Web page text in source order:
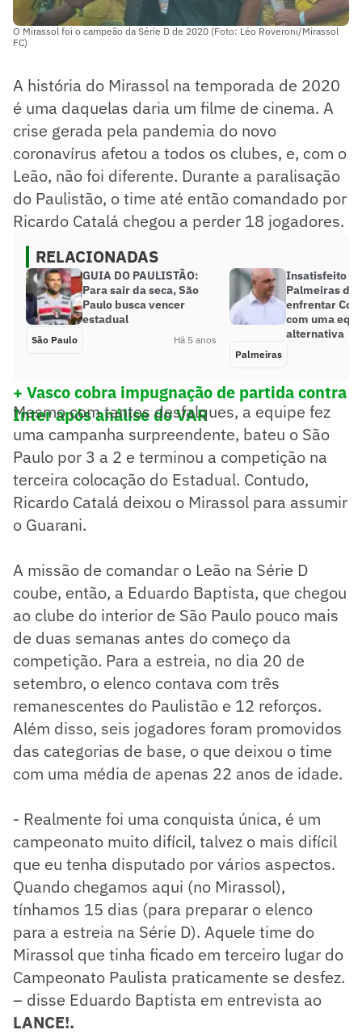
O Mirassol foi o campeão da Série D de 2020 (Foto: Léo Roveroni/Mirassol
FC)
A história do Mirassol na temporada de 2020
é uma daquelas daria um filme de cinema. A
crise gerada pela pandemia do novo
coronavírus afetou a todos os clubes, e, com o
Leão, não foi diferente. Durante a paralisação
do Paulistão, o time até então comandado por
Ricardo Catalá chegou a perder 18 jogadores.
RELACIONADAS
GUIA DO PAULISTÃO:
Para sair da seca, São
Paulo busca vencer
estadual
São Paulo Há 5 anos
Insatisfeito
Palmeiras
enfrentar
com uma
alternativa
Palmeiras
+ Vasco cobra impugnação de partida contra
Inter após análise do VAR
Mesmo com tantos desfalques, a equipe fez
uma campanha surpreendente, bateu o São
Paulo por 3 a 2 e terminou a competição na
terceira colocação do Estadual. Contudo,
Ricardo Catalá deixou o Mirassol para assumir
o Guarani.
A missão de comandar o Leão na Série D
coube, então, a Eduardo Baptista, que chegou
ao clube do interior de São Paulo pouco mais
de duas semanas antes do começo da
competição. Para a estreia, no dia 20 de
setembro, o elenco contava com três
remanescentes do Paulistão e 12 reforços.
Além disso, seis jogadores foram promovidos
das categorias de base, o que deixou o time
com uma média de apenas 22 anos de idade.
- Realmente foi uma conquista única, é um
campeonato muito difícil, talvez o mais difícil
que eu tenha disputado por vários aspectos.
Quando chegamos aqui (no Mirassol),
tínhamos 15 dias (para preparar o elenco
para a estreia na Série D). Aquele time do
Mirassol que tinha ficado em terceiro lugar do
Campeonato Paulista praticamente se desfez.
– disse Eduardo Baptista em entrevista ao
LANCE!.